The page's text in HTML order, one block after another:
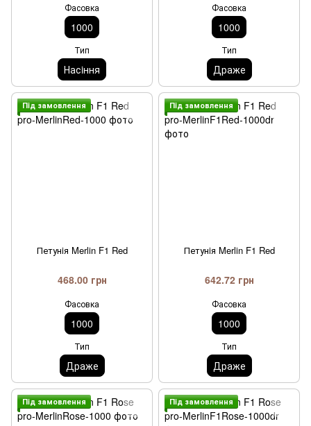
Фасовка
1000
Тип
Насiння
Фасовка
1000
Тип
Драже
Пiд замовлення
Петунiя Merlin F1 Red
468.00 грн
Фасовка
1000
Тип
Драже
Пiд замовлення
Петунiя Merlin F1 Red
642.72 грн
Фасовка
1000
Тип
Драже
Пiд замовлення Пiд замовлення